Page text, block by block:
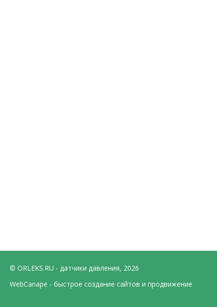
© ORLEKS.RU - датчики давления, 2026
WebCanape - быстрое создание сайтов и продвижение